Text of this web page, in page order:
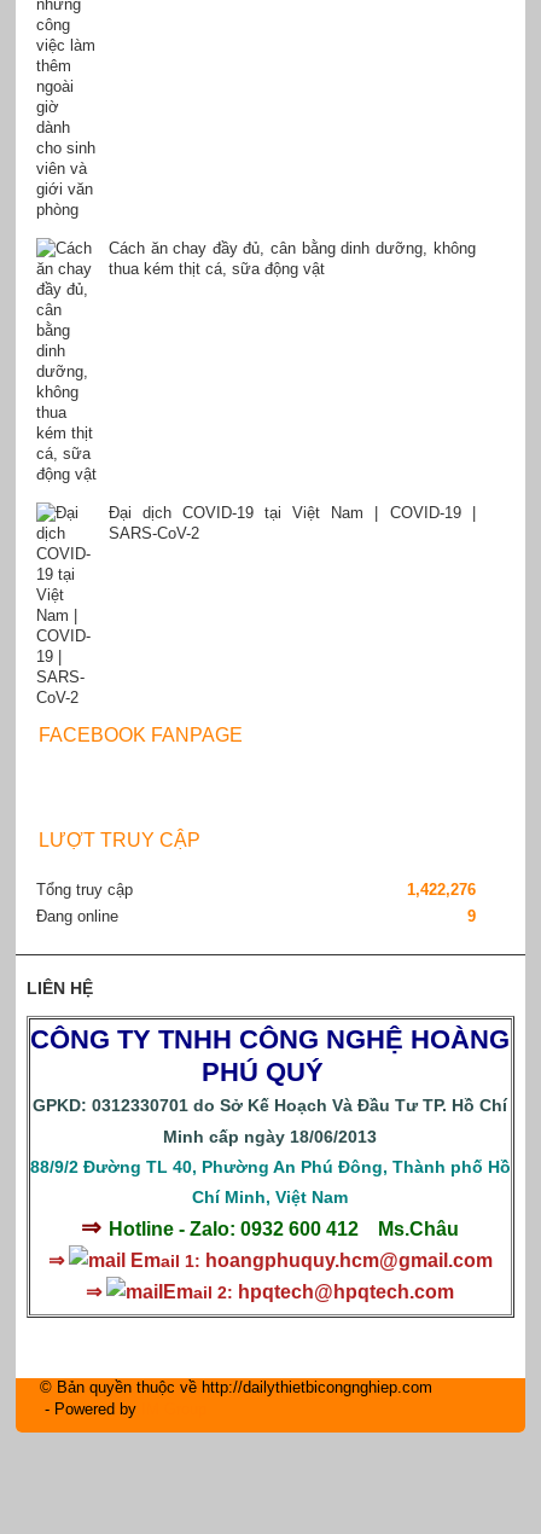
Cách ăn chay đầy đủ, cân bằng dinh dưỡng, không
thua kém thịt cá, sữa động vật
Đại dịch COVID-19 tại Việt Nam | COVID-19 |
SARS-CoV-2
FACEBOOK FANPAGE
LƯỢT TRUY CẬP
Tổng truy cập
1,422,276
Đang online
9
LIÊN HỆ
CÔNG TY TNHH CÔNG NGHỆ HOÀNG
PHÚ QUÝ
GPKD: 0312330701 do Sở Kế Hoạch Và Đầu Tư TP. Hồ Chí
Minh cấp ngày 18/06/2013
88/9/2 Đường TL 40, Phường An Phú Đông, Thành phố Hồ
Chí Minh, Việt Nam
⇒ Hotline - Zalo: 0932 600 412
Ms.Châu
⇒
Email 1: hoangphuquy.hcm@gmail.com
⇒
Email 2: hpqtech@hpqtech.com
© Bản quyền thuộc về http://dailythietbicongnghiep.com
- Powered by